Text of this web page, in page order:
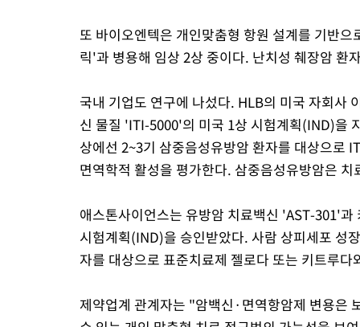
또 바이오엔텍은 개인맞춤형 항원 설계를 기반
릭'과 병용해 임상 2상 중이다. 난치성 췌장암 환
국내 기업도 연구에 나섰다. HLB의 미국 자회사
신 물질 'ITI-5000'의 미국 1상 시험계획(IND)을
상에선 2~3기 삼중음성유방암 환자를 대상으로
면역학적 활성을 평가한다. 삼중음성유방암은
애스톤사이언스는 유방암 치료백신 'AST-301'
시험계획(IND)을 승인받았다. 사람 상피세포 성
자를 대상으로 표준치료제 젤로다 또는 키트루다
제약업계 관계자는 "암백신·면역항암제 변용은